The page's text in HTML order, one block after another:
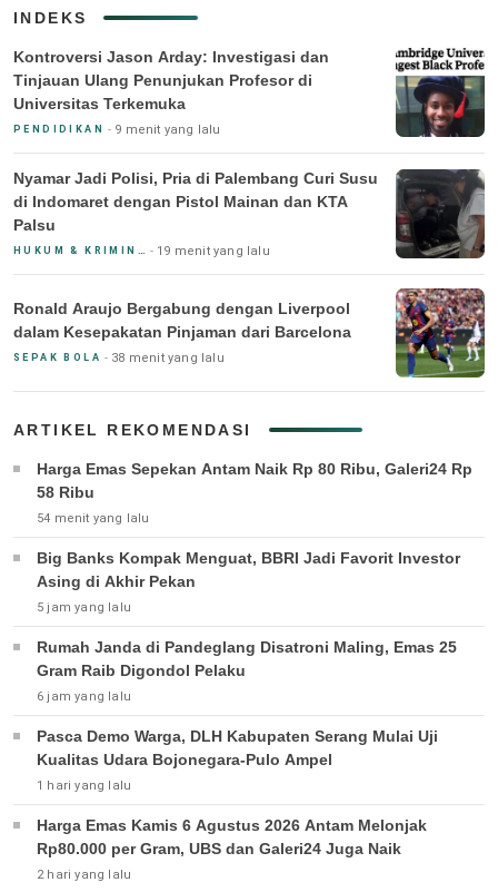
INDEKS
Kontroversi Jason Arday: Investigasi dan
Tinjauan Ulang Penunjukan Profesor di
Universitas Terkemuka
PENDIDIKAN 9 menit yang lalu
Nyamar Jadi Polisi, Pria di Palembang Curi Susu
di Indomaret dengan Pistol Mainan dan KTA
Palsu
19 menit yang lalu
Ronald Araujo Bergabung dengan Liverpool
dalam Kesepakatan Pinjaman dari Barcelona
SEPAK BOLA 38 menit yang lalu
ARTIKEL REKOMENDASI
Harga Emas Sepekan Antam Naik Rp 80 Ribu, Galeri24 Rp
58 Ribu
54 menit yang lalu
Big Banks Kompak Menguat, BBRI Jadi Favorit Investor
Asing di Akhir Pekan
5 jam yang lalu
Rumah Janda di Pandeglang Disatroni Maling, Emas 25
Gram Raib Digondol Pelaku
6 jam yang lalu
Pasca Demo Warga, DLH Kabupaten Serang Mulai Uji
Kualitas Udara Bojonegara-Pulo Ampel
1 hari yang lalu
Harga Emas Kamis 6 Agustus 2026 Antam Melonjak
Rp80.000 per Gram, UBS dan Galeri24 Juga Naik
2 hari yang lalu